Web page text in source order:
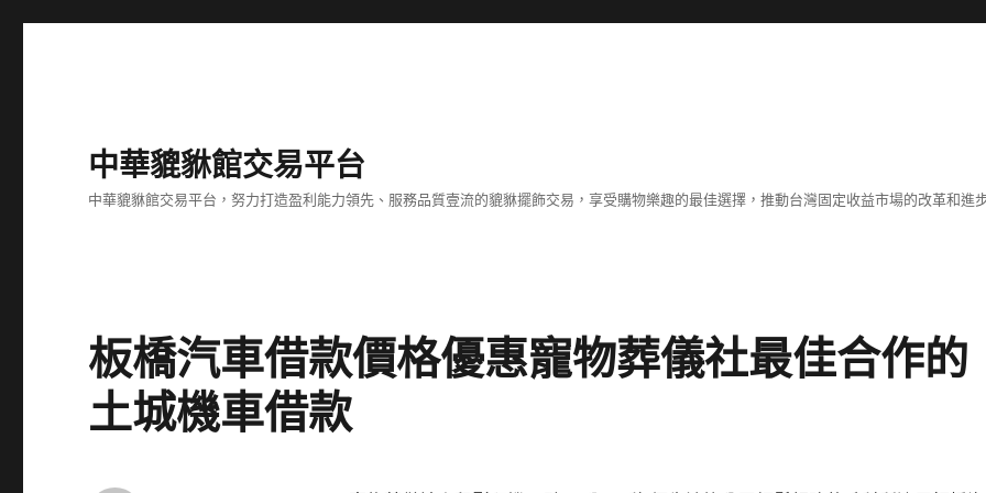
中華貔貅館交易平台
中華貔貅館交易平台，努力打造盈利能力領先、服務品質壹流的貔貅擺飾交易，享受購物樂趣的最佳選擇，推動台灣固定收益市場的改革和進
板橋汽車借款價格優惠寵物葬儀社最佳合作的
土城機車借款